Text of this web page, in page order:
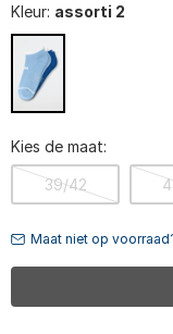
Kleur: assorti 2
Kies de maat:
39/42
Maat niet op